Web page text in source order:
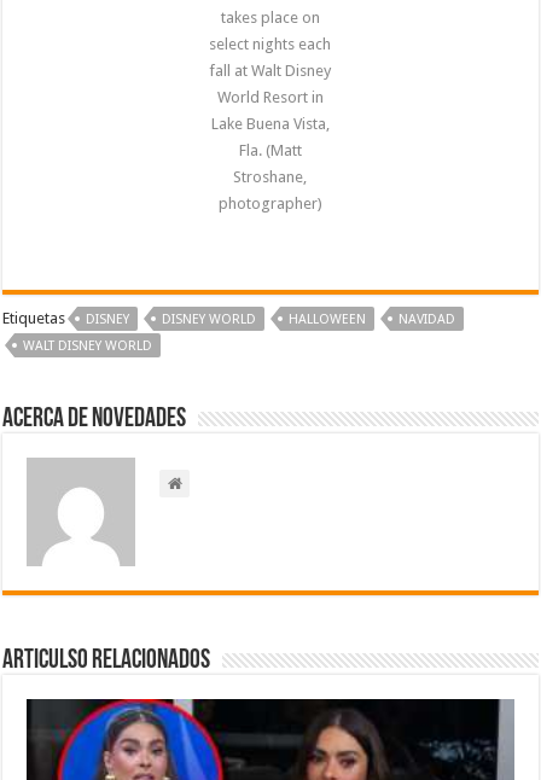
takes place on
select nights each
fall at Walt Disney
World Resort in
Lake Buena Vista,
Fla. (Matt
Stroshane,
photographer)
Etiquetas DISNEY DISNEY WORLD HALLOWEEN
NAVIDAD
WALT DISNEY WORLD
Acerca de NOVEDADES
Articulso Relacionados